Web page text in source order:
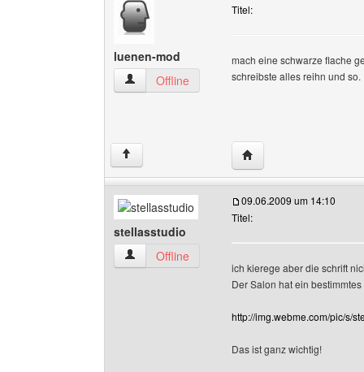
luenen-mod
luenen-mod Benutzer-Profile anzeigen
Offline
Titel:
mach eine schwarze flache
schreibste alles reihn und so.
↑ Website dieses
stellasstudio
stellasstudio Benutzer-Profile anzeigen
Offline
09.06.2009 um 14:10
Titel:
ich kierege aber die schrift
Der Salon hat ein
http://img.webme.com/pic/s/
Das ist ganz wichtig!